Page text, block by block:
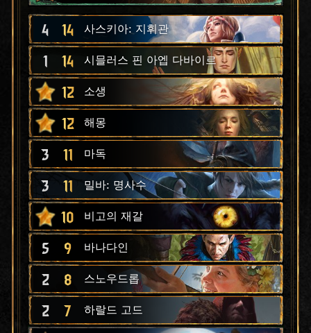
4 14 사스키아: 지휘관
1 14 시믈러스 핀 아엡 다바이르
12 소생
12 해몽
3 11 마독
3 11 밀바: 명사수
10 비고의 재갈
5 9 바나다인
2 8 스노우드롭
2 7 하랄드 고드